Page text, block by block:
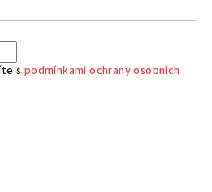
s podmínkami ochrany osobních